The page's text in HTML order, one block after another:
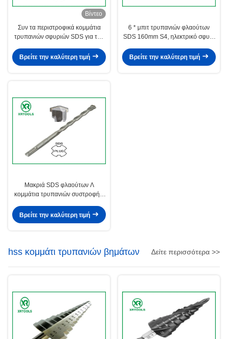
Βίντεο
Συν τα περιστροφικά κομμάτια
τρυπανιών σφυριών SDS για την
τύπων φλαούτων του U τούβλου
Βρείτε την καλύτερη τιμή
6 * μπιτ τρυπανιών φλαούτων
SDS 160mm S4, ηλεκτρικό σφυρί
τρυπανιών
Βρείτε την καλύτερη τιμή
Μακριά SDS φλαούτων Λ
κομμάτια τρυπανιών συστροφής,
τρυπανιών σφυριών για το
σκυρόδεμα
Βρείτε την καλύτερη τιμή
hss κομμάτι τρυπανιών βημάτων Δείτε περισσότερα >>